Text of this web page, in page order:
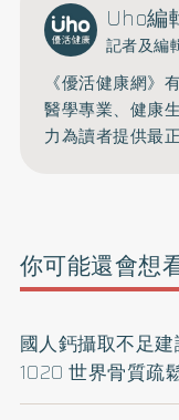
Uho編
記者及編
《優活健康網》
醫學專業、健康
力為讀者提供最
你可能還會想
國人鈣攝取不足
1020 世界骨質疏